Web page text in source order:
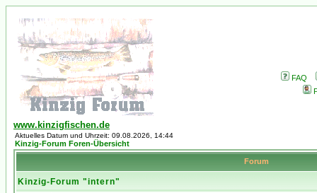
FAQ
www.kinzigfischen.de
Aktuelles Datum und Uhrzeit: 09.08.2026, 14:44
Kinzig-Forum Foren-Übersicht
Forum
Kinzig-Forum "intern"